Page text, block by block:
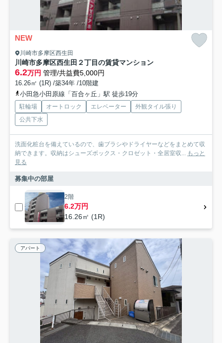
NEW
川崎市多摩区西生田
川崎市多摩区西生田２丁目の賃貸マンション
6.2万円 管理/共益費5,000円
16.26㎡ (1R) /築34年 /10階建
小田急小田原線「百合ヶ丘」駅 徒歩19分
駐輪場 オートロック エレベーター
外観タイル張り
公共下水
洗面化粧台を備えているので、歯ブラシやドライヤーなどをまとめて収
納できます。収納はシューズボックス・クロゼット・全居室収... もっと
見る
募集中の部屋
2階
6.2万円
16.26㎡ (1R)
アパート